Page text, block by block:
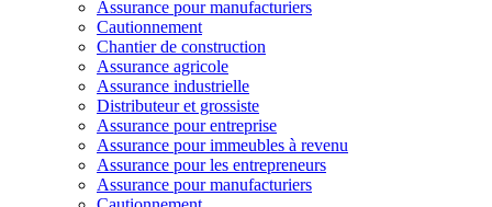
Assurance pour manufacturiers
Cautionnement
Chantier de construction
Assurance agricole
Assurance industrielle
Distributeur et grossiste
Assurance pour entreprise
Assurance pour immeubles à revenu
Assurance pour les entrepreneurs
Assurance pour manufacturiers